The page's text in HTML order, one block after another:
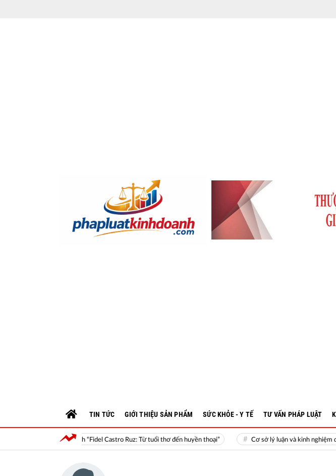
Ra mắt cuốn sách “Fidel Castro Ruz: Từ tuổi thơ đến huyền thoại” Cơ sở lý luận và kinh nghiệm quốc
TIN TỨC GIỚI THIỆU SẢN PHẨM SỨC KHỎE - Y TẾ TƯ VẤN PHÁP LUẬT